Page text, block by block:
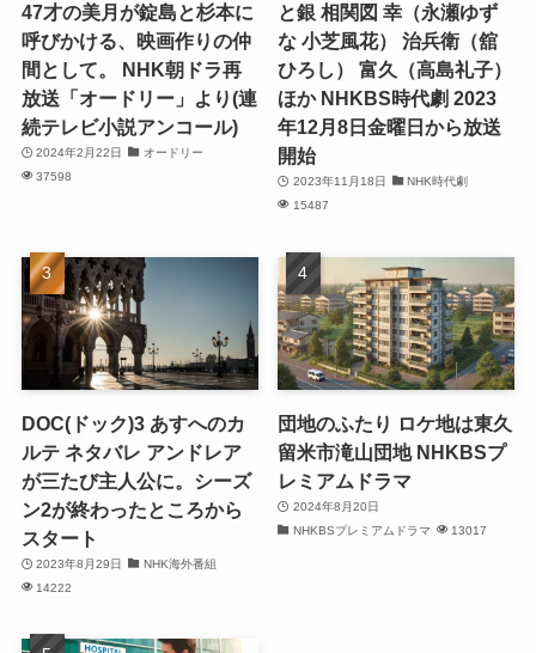
47才の美月が錠島と杉本に
呼びかける、映画作りの仲
間として。 NHK朝ドラ再
放送「オードリー」より(連
続テレビ小説アンコール)
2024年2月22日
オードリー
37598
と銀 相関図 幸（永瀬ゆず
な 小芝風花） 治兵衛（舘
ひろし） 富久（高島礼子）
ほか NHKBS時代劇 2023
年12月8日金曜日から放送
開始
2023年11月18日
NHK時代劇
15487
DOC(ドック)3 あすへのカ
ルテ ネタバレ アンドレア
が三たび主人公に。シーズ
ン2が終わったところから
スタート
2023年8月29日
NHK海外番組
14222
団地のふたり ロケ地は東久
留米市滝山団地 NHKBSプ
レミアムドラマ
2024年8月20日
NHKBSプレミアムドラマ
13017